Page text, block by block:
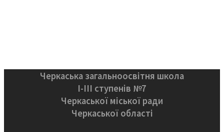
Черкаська загальноосвітня школа
І-ІІІ ступенів №7
Черкаської міської ради
Черкаської області